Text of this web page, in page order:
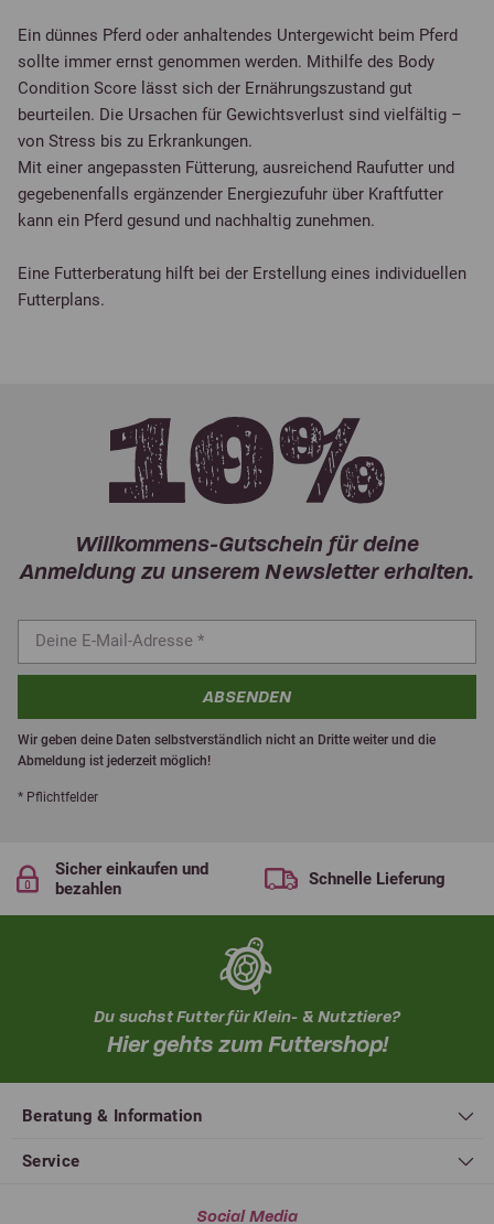
Ein dünnes Pferd oder anhaltendes Untergewicht beim Pferd
sollte immer ernst genommen werden. Mithilfe des Body
Condition Score lässt sich der Ernährungszustand gut
beurteilen. Die Ursachen für Gewichtsverlust sind vielfältig –
von Stress bis zu Erkrankungen.
Mit einer angepassten Fütterung, ausreichend Raufutter und
gegebenenfalls ergänzender Energiezufuhr über Kraftfutter
kann ein Pferd gesund und nachhaltig zunehmen.
Eine Futterberatung hilft bei der Erstellung eines individuellen
Futterplans.
Willkommens-Gutschein für deine
Anmeldung zu unserem Newsletter erhalten.
ABSENDEN
Wir geben deine Daten selbstverständlich nicht an Dritte weiter und die
Abmeldung ist jederzeit möglich!
* Pflichtfelder
Sicher einkaufen und
bezahlen
Schnelle Lieferung
Du suchst Futter für Klein- & Nutztiere?
Hier gehts zum Futtershop!
Beratung & Information
Service
Social Media